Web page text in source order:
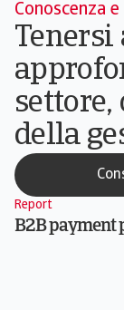
Conoscenza
Tenersi
settore,
della
Report
B2B payment